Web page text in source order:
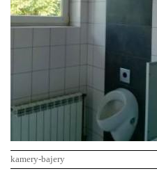
kamery-bajery